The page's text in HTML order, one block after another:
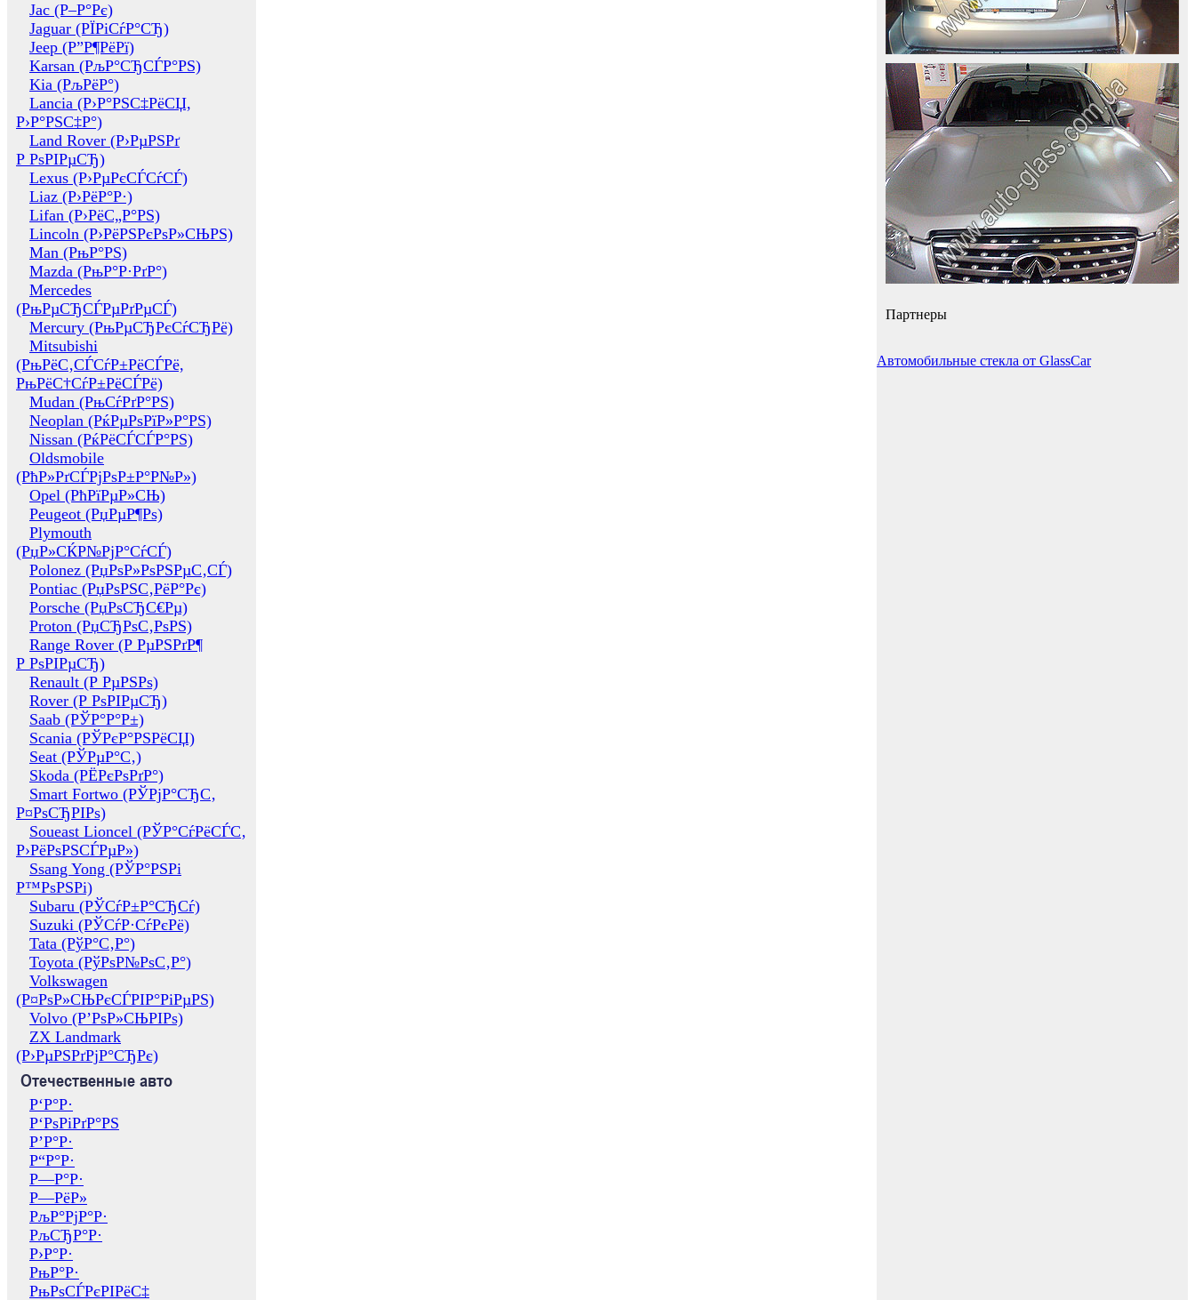
Jac (Р–Р°Рє)
Jaguar (РЇРіСѓР°СЂ)
Jeep (Р”Р¶РёРї)
Karsan (РљР°СЂСЃР°РЅ)
Kia (РљРёР°)
Lancia (Р›Р°РЅС‡РёСЏ,
Р›Р°РЅС‡Р°)
Land Rover (Р›РµРЅРґ
Р РѕРІРµСЂ)
Lexus (Р›РµРєСЃСѓСЃ)
Liaz (Р›РёР°Р·)
Lifan (Р›РёС„Р°РЅ)
Lincoln (Р›РёРЅРєРѕР»СЊРЅ)
Man (РњР°РЅ)
Mazda (РњР°Р·РґР°)
Mercedes
(РњРµСЂСЃРµРґРµСЃ)
Mercury (РњРµСЂРєСѓСЂРё)
Mitsubishi
(РњРёС‚СЃСѓР±РёСЃРё,
РњРёС†СѓР±РёСЃРё)
Mudan (РњСѓРґР°РЅ)
Neoplan (РќРµРѕРїР»Р°РЅ)
Nissan (РќРёСЃСЃР°РЅ)
Oldsmobile
(РћР»РґСЃРјРѕР±Р°Р№Р»)
Opel (РћРїРµР»СЊ)
Peugeot (РџРµР¶Рѕ)
Plymouth
(РџР»СЌР№РјР°СѓСЃ)
Polonez (РџРѕР»РѕРЅРµС‚СЃ)
Pontiac (РџРѕРЅС‚РёР°Рє)
Porsche (РџРѕСЂС€Рµ)
Proton (РџСЂРѕС‚РѕРЅ)
Range Rover (Р РµРЅРґР¶
Р РѕРІРµСЂ)
Renault (Р РµРЅРѕ)
Rover (Р РѕРІРµСЂ)
Saab (РЎР°Р°Р±)
Scania (РЎРєР°РЅРёСЏ)
Seat (РЎРµР°С‚)
Skoda (РЁРєРѕРґР°)
Smart Fortwo (РЎРјР°СЂС‚
Р¤РѕСЂРІРѕ)
Soueast Lioncel (РЎР°СѓРёСЃС‚
Р›РёРѕРЅСЃРµР»)
Ssang Yong (РЎР°РЅРі
Р™РѕРЅРі)
Subaru (РЎСѓР±Р°СЂСѓ)
Suzuki (РЎСѓР·СѓРєРё)
Tata (РўР°С‚Р°)
Toyota (РўРѕР№РѕС‚Р°)
Volkswagen
(Р¤РѕР»СЊРєСЃРІР°РіРµРЅ)
Volvo (Р’РѕР»СЊРІРѕ)
ZX Landmark
(Р›РµРЅРґРјР°СЂРє)
Отечественные авто
Р‘Р°Р·
Р‘РѕРіРґР°РЅ
Р’Р°Р·
Р“Р°Р·
Р—Р°Р·
Р—РёР»
РљР°РјР°Р·
РљСЂР°Р·
Р›Р°Р·
РњР°Р·
РњРѕСЃРєРІРёС‡
Партнеры
Автомобильные стекла от GlassCar